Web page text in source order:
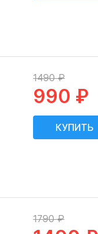
1490 ₽
990 ₽
1790 ₽